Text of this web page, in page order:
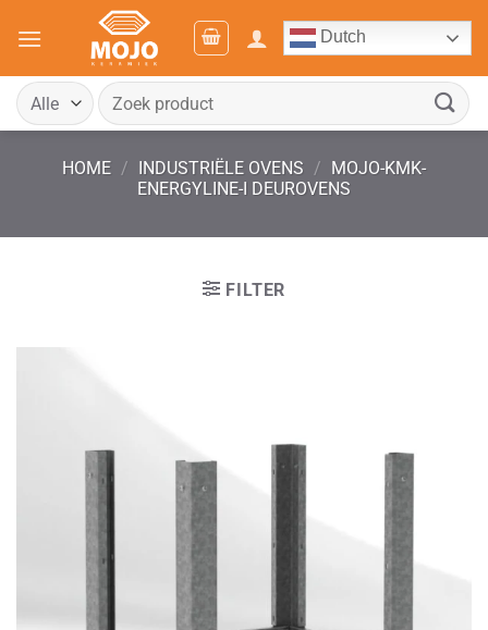
naar
Dutch
Zoeken
naar:
HOME / INDUSTRIËLE OVENS / MOJO-KMK-
ENERGYLINE-I DEUROVENS
FILTER